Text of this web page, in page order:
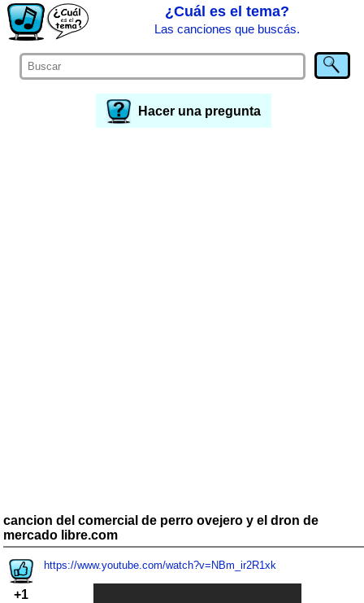
¿Cuál es el tema?
Las canciones que buscás.
Hacer una pregunta
cancion del comercial de perro ovejero y el dron de
mercado libre.com
+1
https://www.youtube.com/watch?v=NBm_ir2R1xk